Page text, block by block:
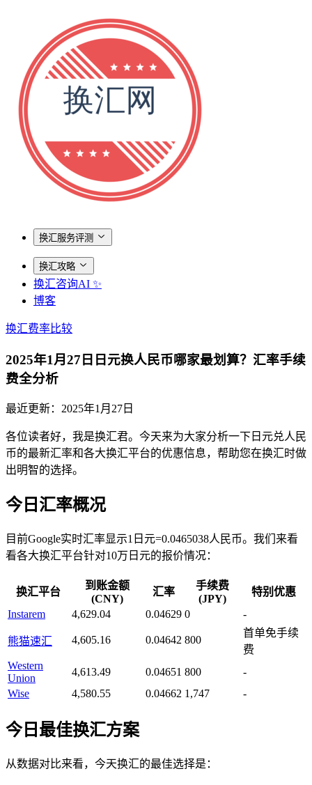
换汇服务评测
换汇攻略
换汇咨询AI ✨
博客
换汇费率比较
2025年1月27日日元换人民币哪家最划算？汇率手续
费全分析
最近更新： 2025年1月27日
各位读者好，我是换汇君。今天来为大家分析一下日元兑人民
币的最新汇率和各大换汇平台的优惠信息，帮助您在换汇时做
出明智的选择。
今日汇率概况
目前Google实时汇率显示1日元=0.0465038人民币。我们来看
看各大换汇平台针对10万日元的报价情况：
换汇平台
到账金额
(CNY)
汇率
手续费
(JPY)
特别优惠
Instarem
4,629.04 0.04629 0 -
熊猫速汇 4,605.16 0.04642 800
首单免手续
费
Western
Union
4,613.49 0.04651 800
-
Wise
4,580.55 0.04662 1,747 -
今日最佳换汇方案
从数据对比来看，今天换汇的最佳选择是：